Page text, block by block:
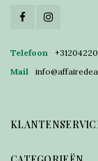
Telefoon
Mail